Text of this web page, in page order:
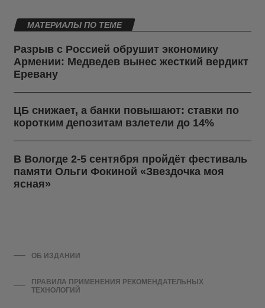
МАТЕРИАЛЫ ПО ТЕМЕ
Разрыв с Россией обрушит экономику
Армении: Медведев вынес жесткий вердикт
Еревану
ЦБ снижает, а банки повышают: ставки по
коротким депозитам взлетели до 14%
В Вологде 2-5 сентября пройдёт фестиваль
памяти Ольги Фокиной «Звездочка моя
ясная»
ОБ ИЗДАНИИ
ПРАВИЛА ПРИМЕНЕНИЯ РЕКОМЕНДАТЕЛЬНЫХ
ТЕХНОЛОГИЙ